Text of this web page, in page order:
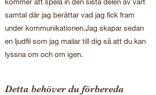
samtal där jag berättar vad jag fick fram
under kommunikationen.Jag skapar sedan
en ljudfil som jag mailar till dig så att du kan
lyssna om och om igen.
Detta behöver du förbereda